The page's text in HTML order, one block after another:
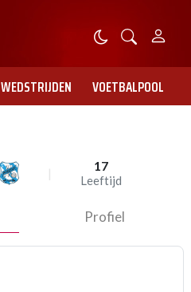
WEDSTRIJDEN VOETBALPOOL
17
Leeftijd
Profiel